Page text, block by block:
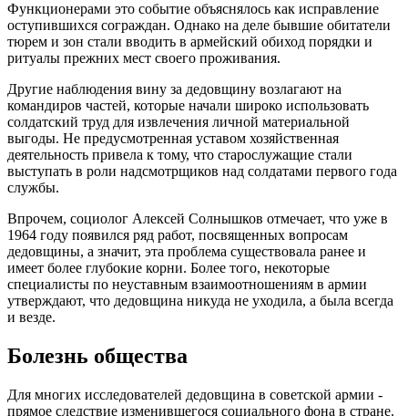
Функционерами это событие объяснялось как исправление
оступившихся сограждан. Однако на деле бывшие обитатели
тюрем и зон стали вводить в армейский обиход порядки и
ритуалы прежних мест своего проживания.
Другие наблюдения вину за дедовщину возлагают на
командиров частей, которые начали широко использовать
солдатский труд для извлечения личной материальной
выгоды. Не предусмотренная уставом хозяйственная
деятельность привела к тому, что старослужащие стали
выступать в роли надсмотрщиков над солдатами первого года
службы.
Впрочем, социолог Алексей Солнышков отмечает, что уже в
1964 году появился ряд работ, посвященных вопросам
дедовщины, а значит, эта проблема существовала ранее и
имеет более глубокие корни. Более того, некоторые
специалисты по неуставным взаимоотношениям в армии
утверждают, что дедовщина никуда не уходила, а была всегда
и везде.
Болезнь общества
Для многих исследователей дедовщина в советской армии -
прямое следствие изменившегося социального фона в стране.